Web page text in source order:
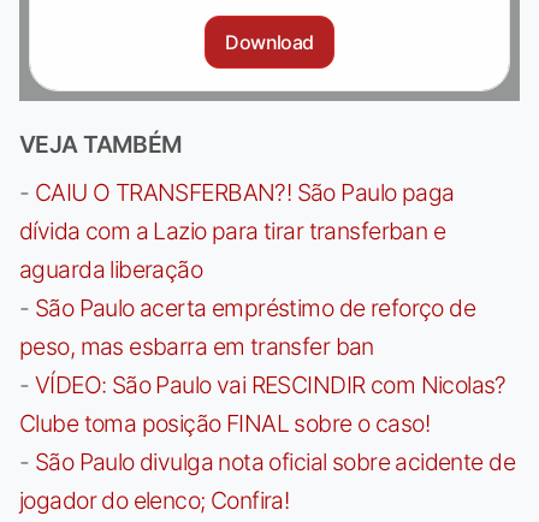
Download
VEJA TAMBÉM
- CAIU O TRANSFERBAN?! São Paulo paga
dívida com a Lazio para tirar transferban e
aguarda liberação
- São Paulo acerta empréstimo de reforço de
peso, mas esbarra em transfer ban
- VÍDEO: São Paulo vai RESCINDIR com Nicolas?
Clube toma posição FINAL sobre o caso!
- São Paulo divulga nota oficial sobre acidente de
jogador do elenco; Confira!